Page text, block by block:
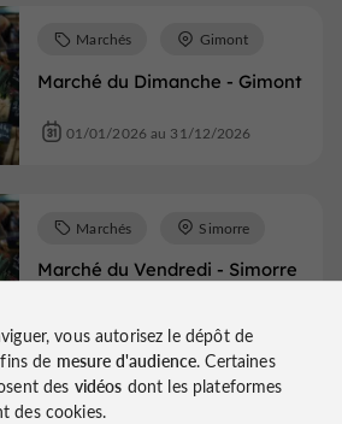
Marché du Dimanche - Gimont
Marchés Gimont
01/01/2026 au 31/12/2026
Marché du Vendredi - Simorre
Marchés Simorre
Marchés
vous autorisez le dépôt de
de mesure d'audience. Certaines
des vidéos dont les plateformes
des cookies.